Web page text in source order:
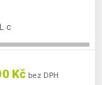
c
Kč bez DPH